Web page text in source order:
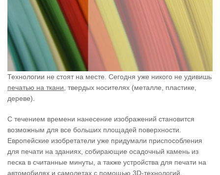
Технологии не стоят на месте. Сегодня уже никого не удивишь
печатью на ткани, твердых носителях (металле, пластике,
дереве).
С течением времени нанесение изображений становится
возможным для все больших площадей поверхности.
Европейские изобретатели уже придумали приспоcобления
для печати на зданиях, собирающие осадочный камень из
песка в считанные минуты, а также устройства для печати на
автомобилях и самолетах с помощью 3D-технологий.